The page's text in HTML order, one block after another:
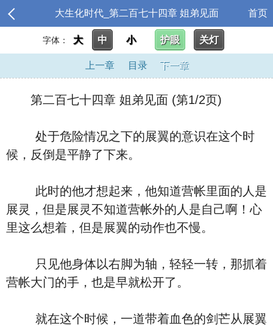
大生化时代_第二百七十四章 姐弟见面 首页
字体： 大 中 小 护眼 关灯
上一章 目录 下一章
第二百七十四章 姐弟见面 (第1/2页)
处于危险情况之下的展翼的意识在这个时
候，反倒是平静了下来。
此时的他才想起来，他知道营帐里面的人是
展灵，但是展灵不知道营帐外的人是自己啊！心
里这么想着，但是展翼的动作也不慢。
只见他身体以右脚为轴，轻轻一转，那抓着
营帐大门的手，也是早就松开了。
就在这个时候，一道带着血色的剑芒从展翼